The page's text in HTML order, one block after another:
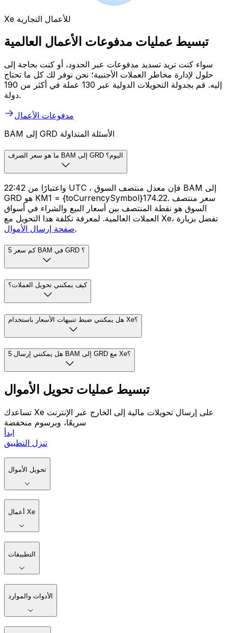
Xe للأعمال التجارية
تبسيط عمليات مدفوعات الأعمال العالمية
سواء كنت تريد تسديد مدفوعات عبر الحدود، أو كنت بحاجة إلى
حلول لإدارة مخاطر العملات الأجنبية؛ نحن نوفر لك كل ما تحتاج
إليه. قم بجدولة التحويلات الدولية عبر 130 عملة في أكثر من 190
دولة.
مدفوعات الأعمال
BAM إلى GRD الأسئلة المتداولة
ما هو سعر الصرف BAM إلى GRD اليوم؟
واعتبارًا من 22:42 UTC ، فإن معدل منتصف السوق BAM إلى
GRD هو KM1 = {toCurrencySymbol}174.22. سعر منتصف
السوق هو نقطة المنتصف بين أسعار البيع والشراء في أسواق
العملات العالمية. لمعرفة تكلفة هذا التحويل مع Xe، تفضل بزيارة
صفحة إرسال الأموال.
كم سعر 5 BAM في GRD ؟
كيف يمكنني تحويل العملات؟
هل يمكنني ضبط تنبيهات الأسعار باستخدام Xe؟
هل يمكنني إرسال 5 BAM إلى GRD مع Xe؟
تبسيط عمليات تحويل الأموال
تساعدك Xe على إرسال تحويلات مالية إلى الخارج عبر الإنترنت
سريعًا، وبرسوم منخفضة
ابدأ
تنزل التطبيق
تحويل الأموال
أعمال Xe
التطبيقات
الأدوات والموارد